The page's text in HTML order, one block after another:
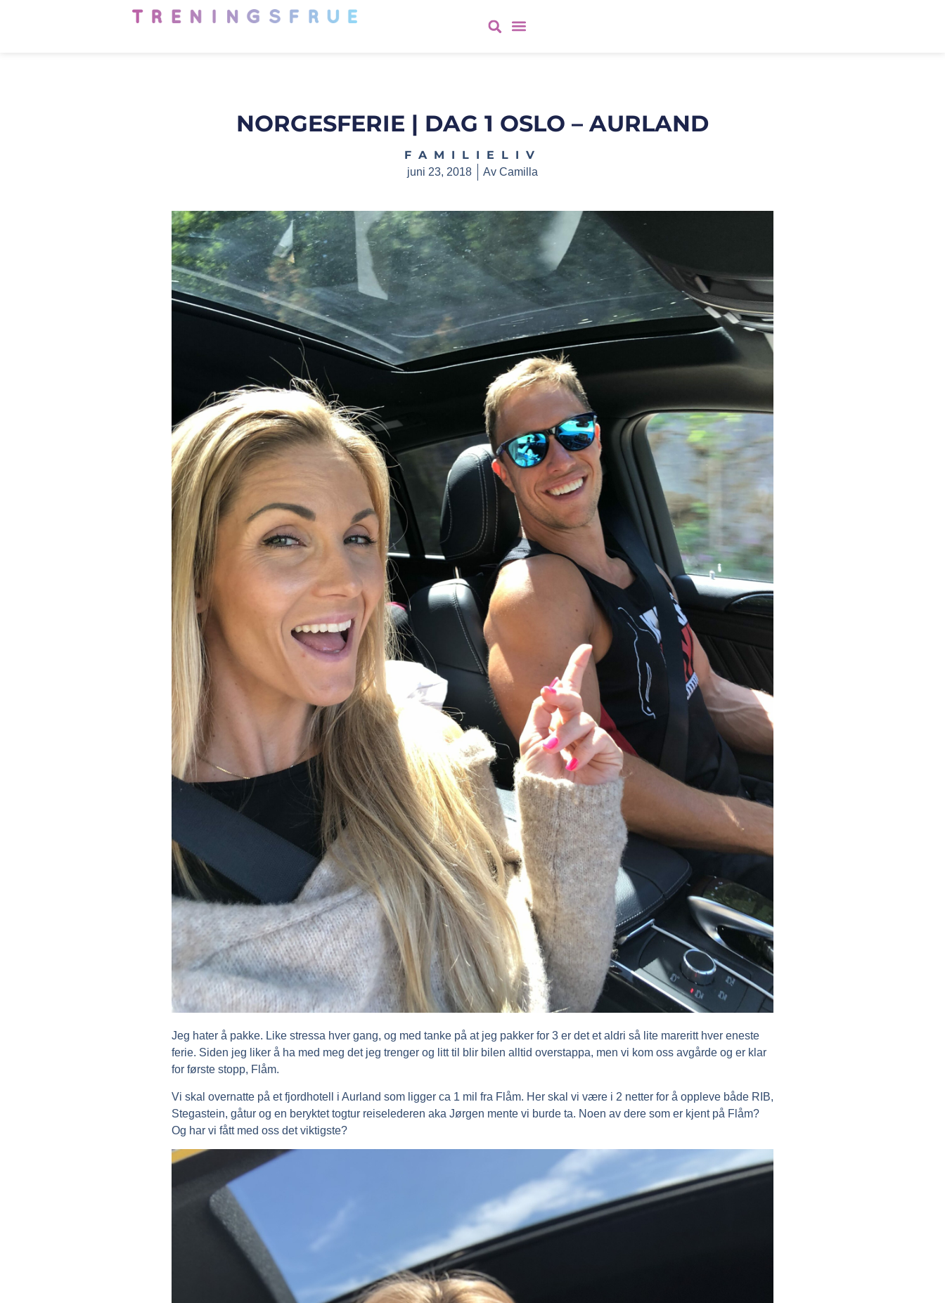
NORGESFERIE | DAG 1 OSLO – AURLAND
FAMILIELIV
juni 23, 2018 Av Camilla
Jeg hater å pakke. Like stressa hver gang, og med tanke på at jeg pakker for 3 er det et aldri så lite mareritt hver eneste
ferie. Siden jeg liker å ha med meg det jeg trenger og litt til blir bilen alltid overstappa, men vi kom oss avgårde og er klar
for første stopp, Flåm.
Vi skal overnatte på et fjordhotell i Aurland som ligger ca 1 mil fra Flåm. Her skal vi være i 2 netter for å oppleve både RIB,
Stegastein, gåtur og en beryktet togtur reiselederen aka Jørgen mente vi burde ta. Noen av dere som er kjent på Flåm?
Og har vi fått med oss det viktigste?